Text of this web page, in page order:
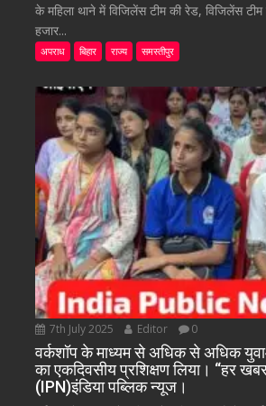
के महिला थाने में विजिलेंस टीम की रेड, विजिलेंस
हजार...
अपराध बिहार राज्य समस्तीपुर
7th July 2025 Editor 0
वर्कशॉप के माध्यम से अधिक से अधिक
का एकदिवसीय प्रशिक्षण लिया। “हर
(IPN)इंडिया पब्लिक न्यूज।